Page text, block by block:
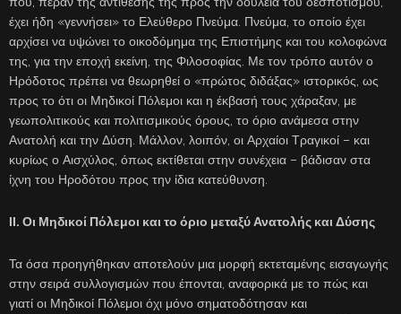
έχει ήδη «γεννήσει» το Ελεύθερο Πνεύμα. Πνεύμα, το οποίο έχει
αρχίσει να υψώνει το οικοδόμημα της Επιστήμης και του κολοφώνα
της, για την εποχή εκείνη, της Φιλοσοφίας. Με τον τρόπο αυτόν ο
Ηρόδοτος πρέπει να θεωρηθεί ο «πρώτος διδάξας» ιστορικός, ως
προς το ότι οι Μηδικοί Πόλεμοι και η έκβασή τους χάραξαν, με
γεωπολιτικούς και πολιτισμικούς όρους, το όριο ανάμεσα στην
Ανατολή και την Δύση. Μάλλον, λοιπόν, οι Αρχαίοι Τραγικοί – και
κυρίως ο Αισχύλος, όπως εκτίθεται στην συνέχεια – βάδισαν στα
ίχνη του Ηροδότου προς την ίδια κατεύθυνση.
ΙΙ. Οι Μηδικοί Πόλεμοι και το όριο μεταξύ Ανατολής και Δύσης
Τα όσα προηγήθηκαν αποτελούν μια μορφή εκτεταμένης εισαγωγής
στην σειρά συλλογισμών που έπονται, αναφορικά με το πώς και
γιατί οι Μηδικοί Πόλεμοι όχι μόνο σηματοδότησαν και